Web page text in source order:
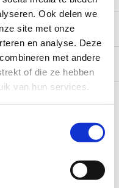
Ook delen we
site met onze
en analyse. Deze
met andere
of die ze hebben
van hun services.